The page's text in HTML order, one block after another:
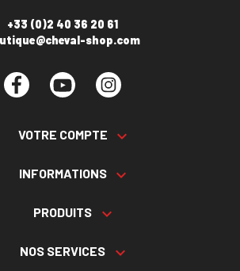
+33 (0)2 40 36 20 61
shop.com
Facebook YouTube
VOTRE COMPTE 
INFORMATIONS 
PRODUITS 
NOS SERVICES 